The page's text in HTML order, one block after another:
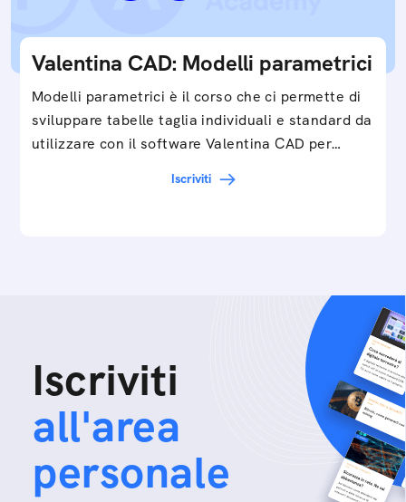
Valentina CAD: Modelli parametrici
Modelli parametrici è il corso che ci permette di
sviluppare tabelle taglia individuali e standard da
utilizzare con il software Valentina CAD per…
Iscriviti
Iscriviti
all'area
personale